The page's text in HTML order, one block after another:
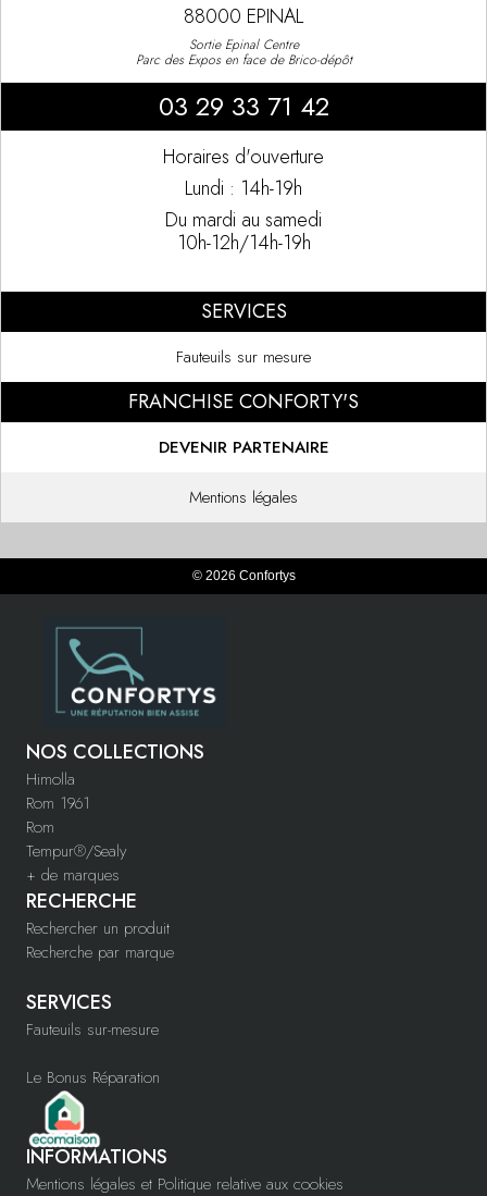
88000 EPINAL
Sortie Epinal Centre
Parc des Expos en face de Brico-dépôt
03 29 33 71 42
Horaires d'ouverture
Lundi : 14h-19h
Du mardi au samedi
10h-12h/14h-19h
SERVICES
Fauteuils sur mesure
FRANCHISE CONFORTY'S
DEVENIR PARTENAIRE
Mentions légales
© 2026 Confortys
NOS COLLECTIONS
Himolla
Rom 1961
Rom
Tempur®/Sealy
+ de marques
RECHERCHE
Rechercher un produit
Recherche par marque
SERVICES
Fauteuils sur-mesure
Le Bonus Réparation
INFORMATIONS
Mentions légales et Politique relative aux cookies